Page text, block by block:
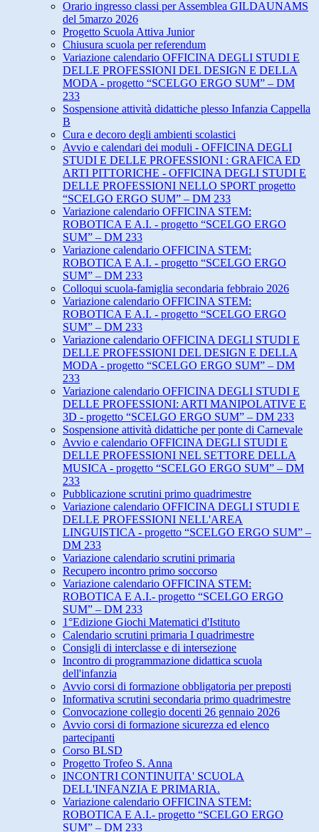
Orario ingresso classi per Assemblea GILDAUNAMS
del 5marzo 2026
Progetto Scuola Attiva Junior
Chiusura scuola per referendum
Variazione calendario OFFICINA DEGLI STUDI E
DELLE PROFESSIONI DEL DESIGN E DELLA
MODA - progetto “SCELGO ERGO SUM” – DM
233
Sospensione attività didattiche plesso Infanzia Cappella
B
Cura e decoro degli ambienti scolastici
Avvio e calendari dei moduli - OFFICINA DEGLI
STUDI E DELLE PROFESSIONI : GRAFICA ED
ARTI PITTORICHE - OFFICINA DEGLI STUDI E
DELLE PROFESSIONI NELLO SPORT progetto
“SCELGO ERGO SUM” – DM 233
Variazione calendario OFFICINA STEM:
ROBOTICA E A.I. - progetto “SCELGO ERGO
SUM” – DM 233
Variazione calendario OFFICINA STEM:
ROBOTICA E A.I. - progetto “SCELGO ERGO
SUM” – DM 233
Colloqui scuola-famiglia secondaria febbraio 2026
Variazione calendario OFFICINA STEM:
ROBOTICA E A.I. - progetto “SCELGO ERGO
SUM” – DM 233
Variazione calendario OFFICINA DEGLI STUDI E
DELLE PROFESSIONI DEL DESIGN E DELLA
MODA - progetto “SCELGO ERGO SUM” – DM
233
Variazione calendario OFFICINA DEGLI STUDI E
DELLE PROFESSIONI: ARTI MANIPOLATIVE E
3D - progetto “SCELGO ERGO SUM” – DM 233
Sospensione attività didattiche per ponte di Carnevale
Avvio e calendario OFFICINA DEGLI STUDI E
DELLE PROFESSIONI NEL SETTORE DELLA
MUSICA - progetto “SCELGO ERGO SUM” – DM
233
Pubblicazione scrutini primo quadrimestre
Variazione calendario OFFICINA DEGLI STUDI E
DELLE PROFESSIONI NELL'AREA
LINGUISTICA - progetto “SCELGO ERGO SUM” –
DM 233
Variazione calendario scrutini primaria
Recupero incontro primo soccorso
Variazione calendario OFFICINA STEM:
ROBOTICA E A.I.- progetto “SCELGO ERGO
SUM” – DM 233
1°Edizione Giochi Matematici d'Istituto
Calendario scrutini primaria I quadrimestre
Consigli di interclasse e di intersezione
Incontro di programmazione didattica scuola
dell'infanzia
Avvio corsi di formazione obbligatoria per preposti
Informativa scrutini secondaria primo quadrimestre
Convocazione collegio docenti 26 gennaio 2026
Avvio corsi di formazione sicurezza ed elenco
partecipanti
Corso BLSD
Progetto Trofeo S. Anna
INCONTRI CONTINUITA' SCUOLA
DELL'INFANZIA E PRIMARIA.
Variazione calendario OFFICINA STEM:
ROBOTICA E A.I.- progetto “SCELGO ERGO
SUM” – DM 233